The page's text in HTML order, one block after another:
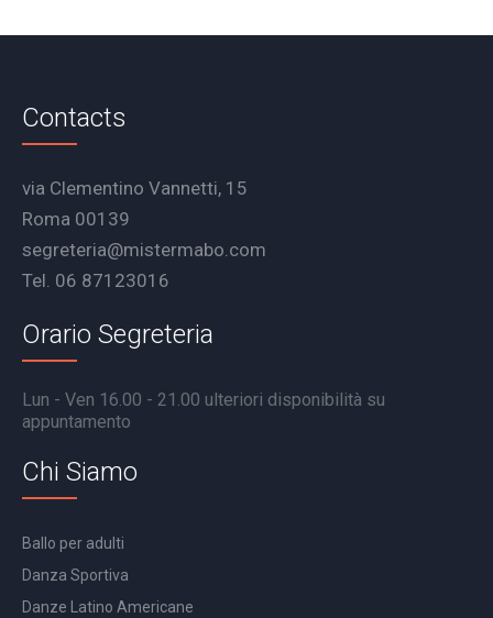
Contacts
via Clementino Vannetti, 15
Roma 00139
segreteria@mistermabo.com
Tel. 06 87123016
Orario Segreteria
Lun - Ven 16.00 - 21.00 ulteriori disponibilità su
appuntamento
Chi Siamo
Ballo per adulti
Danza Sportiva
Danze Latino Americane